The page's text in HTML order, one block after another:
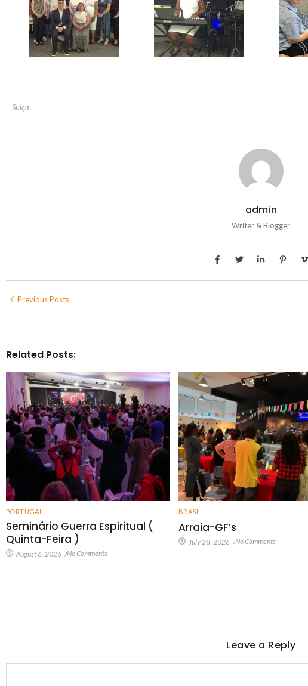
Suiça
admin
Writer & Blogger
Previous Posts
Related Posts:
PORTUGAL
Seminário Guerra Espiritual (
Quinta-Feira )
August 6, 2026 /No Comments
BRASIL
Arraia-GF’s
July 28, 2026 /No Comments
Leave a Reply